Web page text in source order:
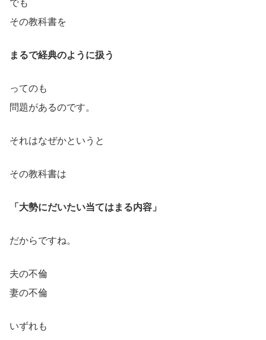
でも
その教科書を
まるで経典のように扱う
ってのも
問題があるのです。
それはなぜかというと
その教科書は
「大勢にだいたい当てはまる内容」
だからですね。
夫の不倫
妻の不倫
いずれも